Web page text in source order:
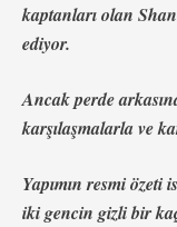
kaptanları olan
ediyor.
Ancak perde
karşılaşmalarla ve
Yapımın resmi özeti
iki gencin gizli bir